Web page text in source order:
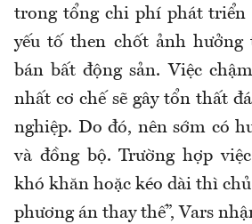
trong tổng chi phí phát triển
yếu tố then chốt ảnh hưởng
bán bất động sản. Việc
nhất cơ chế sẽ gây tổn thất
nghiệp. Do đó, nên sớm có
và đồng bộ. Trường hợp
khó khăn hoặc kéo dài thì
phương án thay thế”, Vars